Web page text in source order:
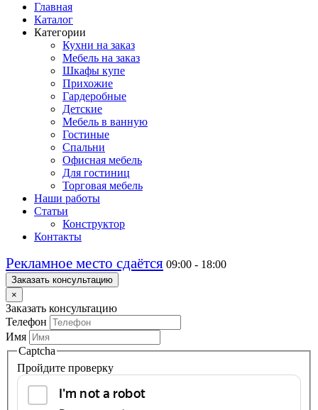
Главная
Каталог
Категории
Кухни на заказ
Мебель на заказ
Шкафы купе
Прихожие
Гардеробные
Детские
Мебель в ванную
Гостиные
Спальни
Офисная мебель
Для гостиниц
Торговая мебель
Наши работы
Статьи
Конструктор
Контакты
Рекламное место сдаётся 09:00 - 18:00
Заказать консультацию
×
Заказать консультацию
Телефон
Имя
Captcha
Пройдите проверку